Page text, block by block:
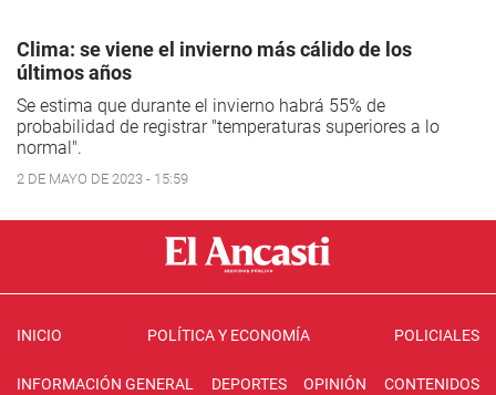
Clima: se viene el invierno más cálido de los
últimos años
Se estima que durante el invierno habrá 55% de
probabilidad de registrar "temperaturas superiores a lo
normal".
2 DE MAYO DE 2023 - 15:59
INICIO POLÍTICA Y ECONOMÍA POLICIALES
INFORMACIÓN GENERAL DEPORTES OPINIÓN CONTENIDOS